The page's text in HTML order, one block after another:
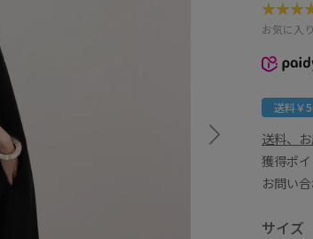
お気に入
送料￥
送料、
獲得ポ
お問い
サイズ